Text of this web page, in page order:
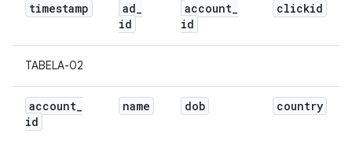
timestamp ad_
id
account_
id
clickid
TABELA-02
account_
id
name dob country